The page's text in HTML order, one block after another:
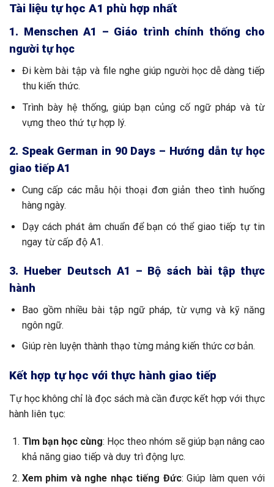
Tài liệu tự học A1 phù hợp nhất
1. Menschen A1 – Giáo trình chính thống cho
người tự học
Đi kèm bài tập và file nghe giúp người học dễ dàng tiếp
thu kiến thức.
Trình bày hệ thống, giúp bạn củng cố ngữ pháp và từ
vựng theo thứ tự hợp lý.
2. Speak German in 90 Days – Hướng dẫn tự học
giao tiếp A1
Cung cấp các mẫu hội thoại đơn giản theo tình huống
hàng ngày.
Dạy cách phát âm chuẩn để bạn có thể giao tiếp tự tin
ngay từ cấp độ A1.
3. Hueber Deutsch A1 – Bộ sách bài tập thực
hành
Bao gồm nhiều bài tập ngữ pháp, từ vựng và kỹ năng
ngôn ngữ.
Giúp rèn luyện thành thạo từng mảng kiến thức cơ bản.
Kết hợp tự học với thực hành giao tiếp
Tự học không chỉ là đọc sách mà cần được kết hợp với thực
hành liên tục:
Tìm bạn học cùng: Học theo nhóm sẽ giúp bạn nâng cao
khả năng giao tiếp và duy trì động lực.
Xem phim và nghe nhạc tiếng Đức: Giúp làm quen với